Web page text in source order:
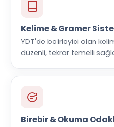
Kelime & Gramer
YDT'de belirleyici olan
düzenli, tekrar temelli
Birebir & Okuma